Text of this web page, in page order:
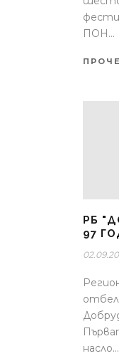
ПОН...
РБ
97
насло...